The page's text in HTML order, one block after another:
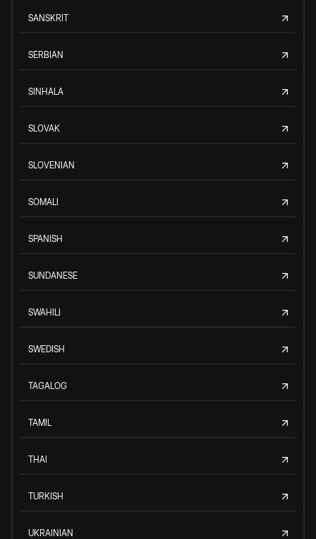
SANSKRIT
SERBIAN
SINHALA
SLOVAK
SLOVENIAN
SOMALI
SPANISH
SUNDANESE
SWAHILI
SWEDISH
TAGALOG
TAMIL
THAI
TURKISH
UKRAINIAN